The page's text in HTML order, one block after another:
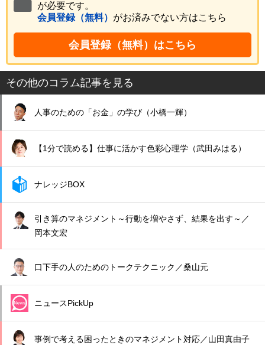
が必要です。
会員登録（無料） がお済みでない方はこちら
会員登録（無料）はこちら
その他のコラム記事を見る
人事のための「お金」の学び（小橋一輝）
【1分で読める】仕事に活かす色彩心理学（武田みはる）
ナレッジBOX
引き算のマネジメント～行動を増やさず、結果を出す～／
岡本文宏
口下手の人のためのトークテクニック／桑山元
ニュースPickUp
事例で考える困ったときのマネジメント対応／山田真由子